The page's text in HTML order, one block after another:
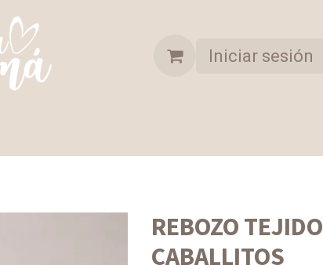
Iniciar sesión
REBOZO TEJIDO
CABALLITOS